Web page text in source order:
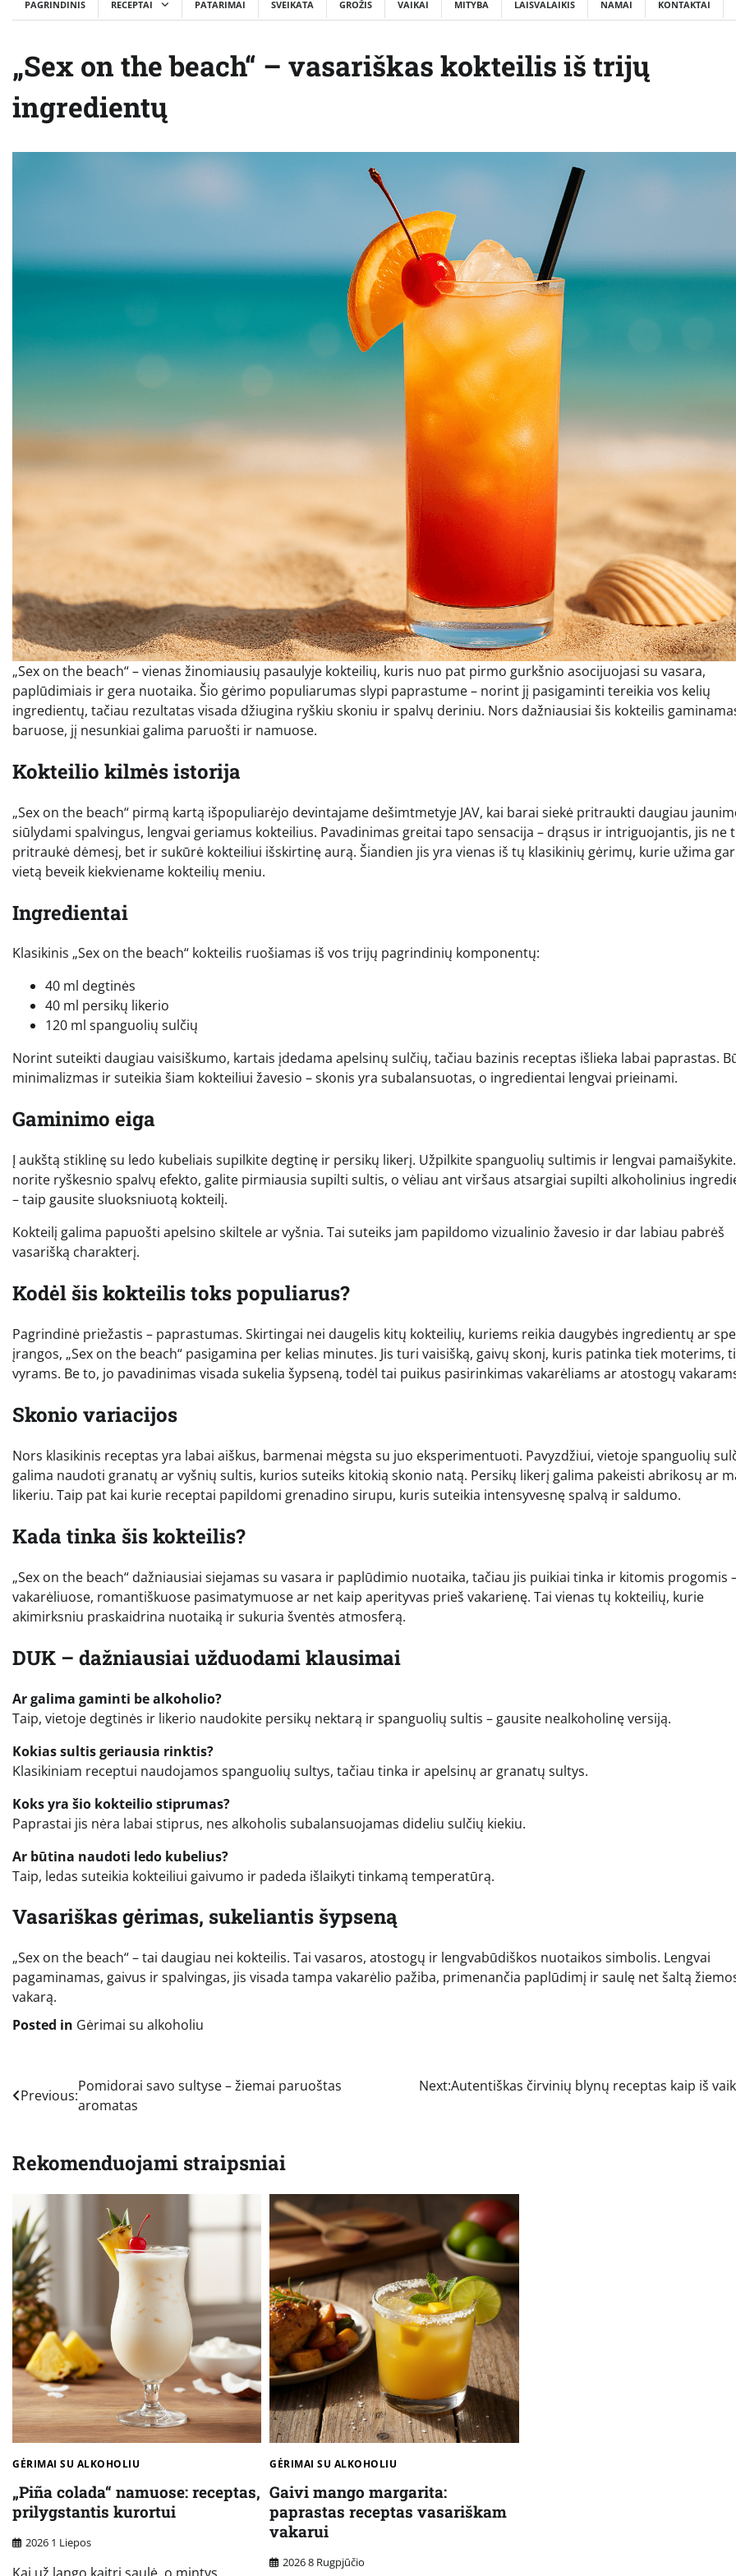
PAGRINDINIS RECEPTAI PATARIMAI SVEIKATA GROŽIS VAIKAI MITYBA LAISVALAIKIS NAMAI KONTAKTAI
„Sex on the beach“ – vasariškas kokteilis iš trijų
ingredientų
„Sex on the beach“ – vienas žinomiausių pasaulyje kokteilių, kuris nuo pat pirmo gurkšnio asocijuojasi su vasara,
paplūdimiais ir gera nuotaika. Šio gėrimo populiarumas slypi paprastume – norint jį pasigaminti tereikia vos kelių
ingredientų, tačiau rezultatas visada džiugina ryškiu skoniu ir spalvų deriniu. Nors dažniausiai šis kokteilis
baruose, jį nesunkiai galima paruošti ir namuose.
Kokteilio kilmės istorija
„Sex on the beach“ pirmą kartą išpopuliarėjo devintajame dešimtmetyje JAV, kai barai siekė pritraukti daugiau
siūlydami spalvingus, lengvai geriamus kokteilius. Pavadinimas greitai tapo sensacija – drąsus ir intriguojantis, jis ne
pritraukė dėmesį, bet ir sukūrė kokteiliui išskirtinę aurą. Šiandien jis yra vienas iš tų klasikinių gėrimų, kurie užima
vietą beveik kiekviename kokteilių meniu.
Ingredientai
Klasikinis „Sex on the beach“ kokteilis ruošiamas iš vos trijų pagrindinių komponentų:
40 ml degtinės
40 ml persikų likerio
120 ml spanguolių sulčių
Norint suteikti daugiau vaisiškumo, kartais įdedama apelsinų sulčių, tačiau bazinis receptas išlieka labai paprastas.
minimalizmas ir suteikia šiam kokteiliui žavesio – skonis yra subalansuotas, o ingredientai lengvai prieinami.
Gaminimo eiga
Į aukštą stiklinę su ledo kubeliais supilkite degtinę ir persikų likerį. Užpilkite spanguolių sultimis ir lengvai pamaišykite.
norite ryškesnio spalvų efekto, galite pirmiausia supilti sultis, o vėliau ant viršaus atsargiai supilti alkoholinius
– taip gausite sluoksniuotą kokteilį.
Kokteilį galima papuošti apelsino skiltele ar vyšnia. Tai suteiks jam papildomo vizualinio žavesio ir dar labiau pabrėš
vasarišką charakterį.
Kodėl šis kokteilis toks populiarus?
Pagrindinė priežastis – paprastumas. Skirtingai nei daugelis kitų kokteilių, kuriems reikia daugybės ingredientų ar
įrangos, „Sex on the beach“ pasigamina per kelias minutes. Jis turi vaisišką, gaivų skonį, kuris patinka tiek moterims,
vyrams. Be to, jo pavadinimas visada sukelia šypseną, todėl tai puikus pasirinkimas vakarėliams ar atostogų
Skonio variacijos
Nors klasikinis receptas yra labai aiškus, barmenai mėgsta su juo eksperimentuoti. Pavyzdžiui, vietoje spanguolių
galima naudoti granatų ar vyšnių sultis, kurios suteiks kitokią skonio natą. Persikų likerį galima pakeisti abrikosų ar
likeriu. Taip pat kai kurie receptai papildomi grenadino sirupu, kuris suteikia intensyvesnę spalvą ir saldumo.
Kada tinka šis kokteilis?
„Sex on the beach“ dažniausiai siejamas su vasara ir paplūdimio nuotaika, tačiau jis puikiai tinka ir kitomis progomis
vakarėliuose, romantiškuose pasimatymuose ar net kaip aperityvas prieš vakarienę. Tai vienas tų kokteilių, kurie
akimirksniu praskaidrina nuotaiką ir sukuria šventės atmosferą.
DUK – dažniausiai užduodami klausimai
Ar galima gaminti be alkoholio?
Taip, vietoje degtinės ir likerio naudokite persikų nektarą ir spanguolių sultis – gausite nealkoholinę versiją.
Kokias sultis geriausia rinktis?
Klasikiniam receptui naudojamos spanguolių sultys, tačiau tinka ir apelsinų ar granatų sultys.
Koks yra šio kokteilio stiprumas?
Paprastai jis nėra labai stiprus, nes alkoholis subalansuojamas dideliu sulčių kiekiu.
Ar būtina naudoti ledo kubelius?
Taip, ledas suteikia kokteiliui gaivumo ir padeda išlaikyti tinkamą temperatūrą.
Vasariškas gėrimas, sukeliantis šypseną
„Sex on the beach“ – tai daugiau nei kokteilis. Tai vasaros, atostogų ir lengvabūdiškos nuotaikos simbolis. Lengvai
pagaminamas, gaivus ir spalvingas, jis visada tampa vakarėlio pažiba, primenančia paplūdimį ir saulę net šaltą
vakarą.
Posted in Gėrimai su alkoholiu
Navigacija
įrašų
Previous:
Pomidorai savo sultyse – žiemai paruoštas
aromatas
Next:Autentiškas čirvinių blynų receptas kaip iš
Rekomenduojami straipsniai
GĖRIMAI SU ALKOHOLIU
„Piña colada“ namuose: receptas,
prilygstantis kurortui
2026 1 Liepos
GĖRIMAI SU ALKOHOLIU
Gaivi mango margarita:
paprastas receptas vasariškam
vakarui
2026 8 Rugpjūčio